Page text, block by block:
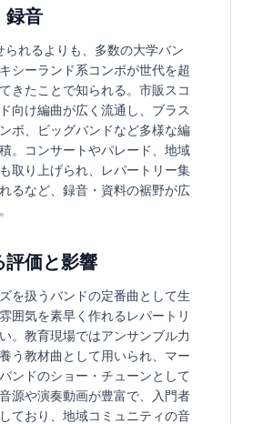
録音
られるよりも、多数の大学バン
シーランド系コンボが世代を超
きたことで知られる。市販スコ
向け編曲が広く流通し、ブラス
ボ、ビッグバンドなど多様な編
。コンサートやパレード、地域
取り上げられ、レパートリー集
るなど、録音・資料の裾野が広
評価と影響
を扱うバンドの定番曲として生
囲気を素早く作れるレパートリ
。教育現場ではアンサンブル力
う教材曲として用いられ、マー
ンドのショー・チューンとして
源や演奏動画が豊富で、入門者
ており、地域コミュニティの音